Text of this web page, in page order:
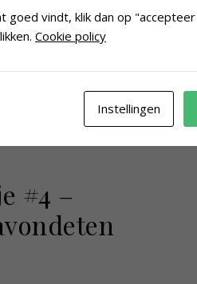
#4 –
vindt, klik dan op "accepteer
Cookie policy
Instellingen